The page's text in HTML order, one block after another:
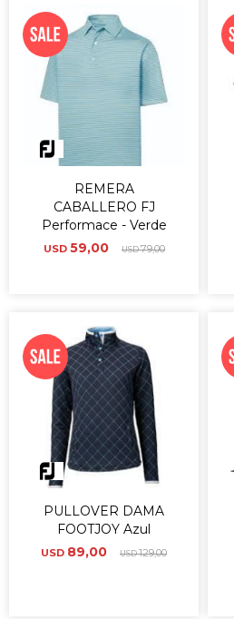
REMERA
CABALLERO FJ
Performace - Verde
USD 59,00 USD79,00
PULLOVER DAMA
FOOTJOY Azul
USD 89,00 USD129,00